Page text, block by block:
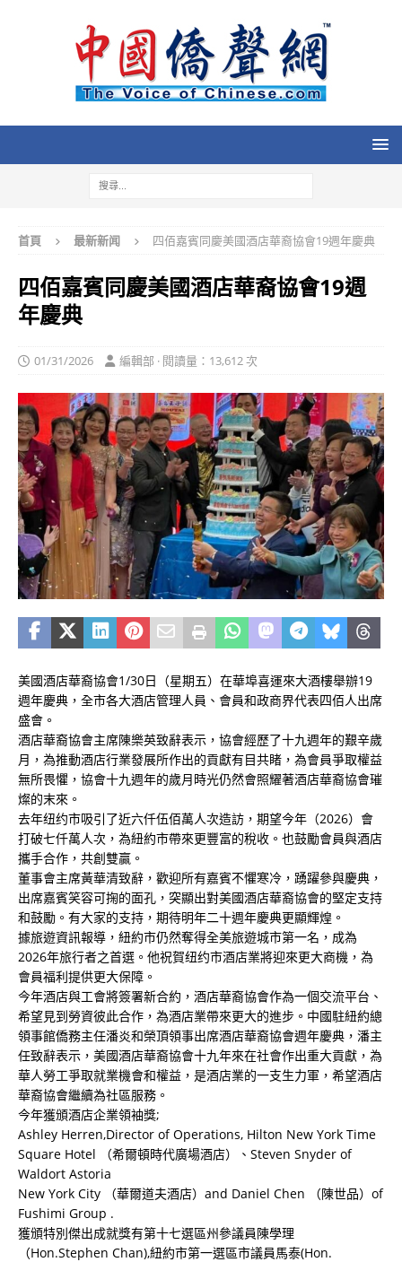
首頁 最新新闻 四佰嘉賓同慶美國酒店華裔協會19週年慶典
四佰嘉賓同慶美國酒店華裔協會19週
年慶典
01/31/2026 編輯部 · 閱讀量：13,612 次
美國酒店華裔協會1/30日（星期五）在華埠喜運來大酒樓舉辦19
週年慶典，全市各大酒店管理人員、會員和政商界代表四佰人出席
盛會。
酒店華裔協會主席陳樂英致辭表示，協會經歷了十九週年的艱辛歲
月，為推動酒店行業發展所作出的貢獻有目共睹，為會員爭取權益
無所畏懼，協會十九週年的歲月時光仍然會照耀著酒店華裔協會璀
燦的末來。
去年纽约市吸引了近六仟伍佰萬人次造訪，期望今年（2026）會
打破七仟萬人次，為紐約市帶來更豐富的稅收。也鼓勵會員與酒店
攜手合作，共創雙贏。
董事會主席黃華清致辭，歡迎所有嘉賓不懼寒冷，踴躍參與慶典，
出席嘉賓笑容可掬的面孔，突顯出對美國酒店華裔協會的堅定支持
和鼓勵。有大家的支持，期待明年二十週年慶典更顯輝煌。
據旅遊資訊報導，紐約市仍然奪得全美旅遊城市第一名，成為
2026年旅行者之首選。他祝賀纽约市酒店業將迎來更大商機，為
會員福利提供更大保障。
今年酒店與工會將簽署新合約，酒店華裔協會作為一個交流平台、
希望見到勞資彼此合作，為酒店業帶來更大的進步。中國駐紐約總
領事館僑務主任潘炎和榮頂領事出席酒店華裔協會週年慶典，潘主
任致辭表示，美國酒店華裔協會十九年來在社會作出重大貢獻，為
華人勞工爭取就業機會和權益，是酒店業的一支生力軍，希望酒店
華裔協會繼續為社區服務。
今年獲頒酒店企業領袖獎;
Ashley Herren,Director of Operations, Hilton New York Time
Square Hotel （希爾頓時代廣場酒店）、Steven Snyder of
Waldort Astoria
New York City （華爾道夫酒店）and Daniel Chen （陳世品）of
Fushimi Group .
獲頒特別傑出成就獎有第十七選區州參議員陳學理
（Hon.Stephen Chan),紐約市第一選區市議員馬泰(Hon.